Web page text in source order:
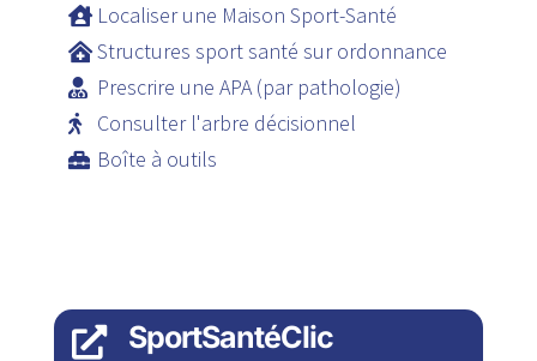
Localiser une Maison Sport-Santé
Structures sport santé sur ordonnance
Prescrire une APA (par pathologie)
Consulter l'arbre décisionnel
Boîte à outils
 SportSantéClic